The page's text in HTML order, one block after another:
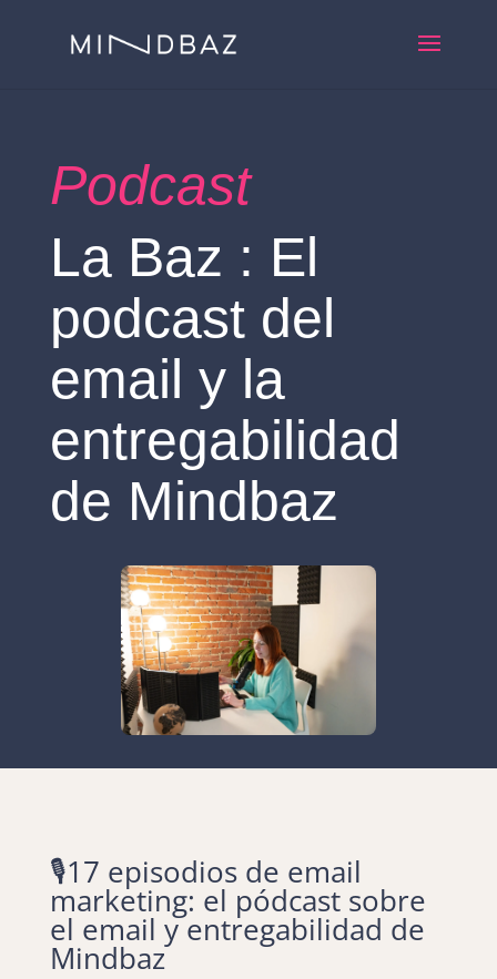
Podcast
La Baz : El
podcast del
email y la
entregabilidad
de Mindbaz
🎙️17 episodios de email
marketing: el pódcast sobre
el email y entregabilidad de
Mindbaz